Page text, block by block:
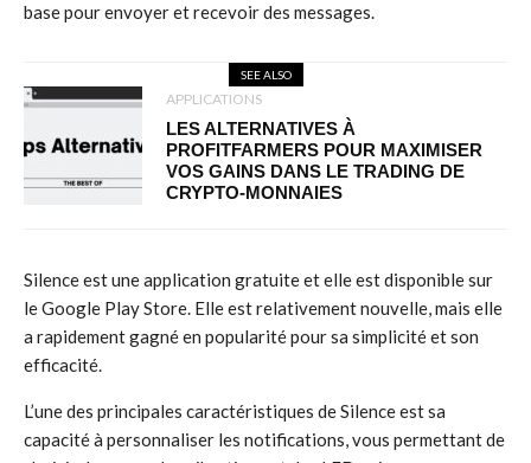
base pour envoyer et recevoir des messages.
SEE ALSO
APPLICATIONS
LES ALTERNATIVES À
PROFITFARMERS POUR MAXIMISER
VOS GAINS DANS LE TRADING DE
CRYPTO-MONNAIES
Silence est une application gratuite et elle est disponible sur
le Google Play Store. Elle est relativement nouvelle, mais elle
a rapidement gagné en popularité pour sa simplicité et son
efficacité.
L’une des principales caractéristiques de Silence est sa
capacité à personnaliser les notifications, vous permettant de